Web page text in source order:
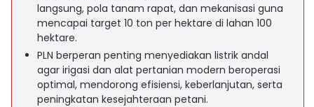
langsung, pola tanam rapat, dan mekanisasi guna
mencapai target 10 ton per hektare di lahan 100
hektare.
PLN berperan penting menyediakan listrik andal
agar irigasi dan alat pertanian modern beroperasi
optimal, mendorong efisiensi, keberlanjutan, serta
peningkatan kesejahteraan petani.